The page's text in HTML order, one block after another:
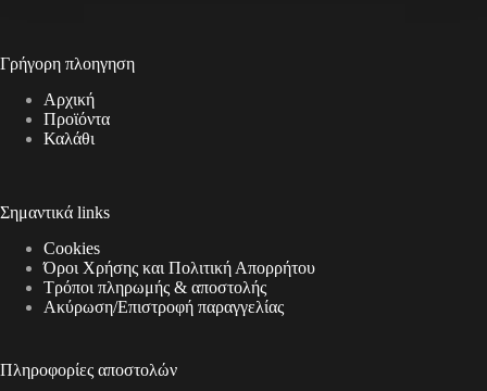
Γρήγορη πλοηγηση
Αρχική
Προϊόντα
Καλάθι
Σημαντικά links
Cookies
Όροι Χρήσης και Πολιτική Απορρήτου
Τρόποι πληρωμής & αποστολής
Aκύρωση/Επιστροφή παραγγελίας
Πληροφορίες αποστολών